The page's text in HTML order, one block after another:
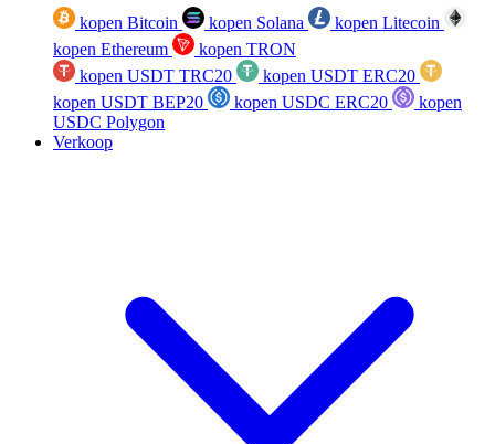
kopen Bitcoin kopen Solana
kopen Litecoin
kopen Ethereum
kopen TRON
kopen USDT TRC20
kopen USDT ERC20
kopen USDT BEP20
kopen USDC ERC20
kopen
USDC Polygon
Verkoop